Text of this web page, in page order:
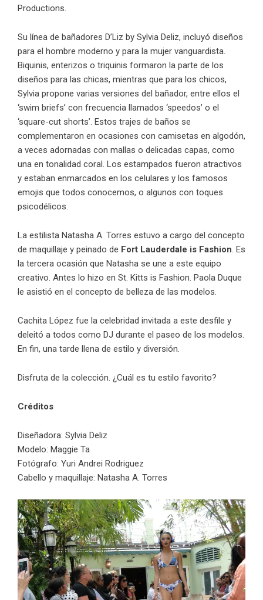
Productions.
Su línea de bañadores D’Liz by Sylvia Deliz, incluyó diseños
para el hombre moderno y para la mujer vanguardista.
Biquinis, enterizos o triquinis formaron la parte de los
diseños para las chicas, mientras que para los chicos,
Sylvia propone varias versiones del bañador, entre ellos el
‘swim briefs’ con frecuencia llamados ‘speedos’ o el
‘square-cut shorts’. Estos trajes de baños se
complementaron en ocasiones con camisetas en algodón,
a veces adornadas con mallas o delicadas capas, como
una en tonalidad coral. Los estampados fueron atractivos
y estaban enmarcados en los celulares y los famosos
emojis que todos conocemos, o algunos con toques
psicodélicos.
La estilista Natasha A. Torres estuvo a cargo del concepto
de maquillaje y peinado de Fort Lauderdale is Fashion. Es
la tercera ocasión que Natasha se une a este equipo
creativo. Antes lo hizo en St. Kitts is Fashion. Paola Duque
le asistió en el concepto de belleza de las modelos.
Cachita López fue la celebridad invitada a este desfile y
deleitó a todos como DJ durante el paseo de los modelos.
En fin, una tarde llena de estilo y diversión.
Disfruta de la colección. ¿Cuál es tu estilo favorito?
Créditos
Diseñadora: Sylvia Deliz
Modelo: Maggie Ta
Fotógrafo: Yuri Andrei Rodriguez
Cabello y maquillaje: Natasha A. Torres